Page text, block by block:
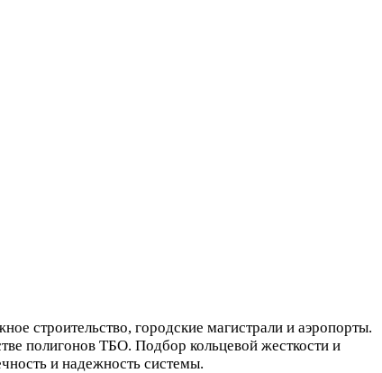
строительство, городские магистрали и аэропорты.
полигонов ТБО. Подбор кольцевой жесткости и
и надежность системы.